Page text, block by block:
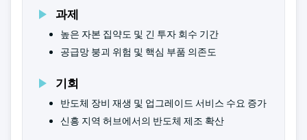
과제
높은 자본 집약도 및 긴 투자 회수 기간
공급망 붕괴 위험 및 핵심 부품 의존도
기회
반도체 장비 재생 및 업그레이드 서비스 수요 증가
신흥 지역 허브에서의 반도체 제조 확산